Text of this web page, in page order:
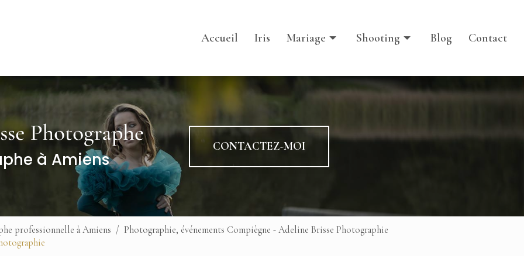
Maternité & nouveaux nés
Familles & enfants
Accueil Iris Mariage
Galerie mariage
Shooting
Galerie shooting
Blog Contact
à Amiens
CONTACTEZ-MOI
professionnelle à Amiens
Photographie, événements Compiègne - Adeline Brisse Photographie